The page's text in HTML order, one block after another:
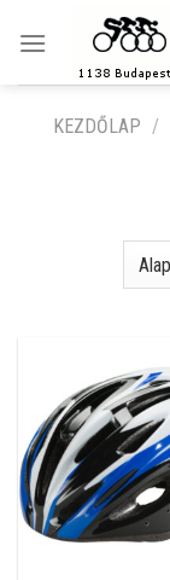
KEZDŐLAP /